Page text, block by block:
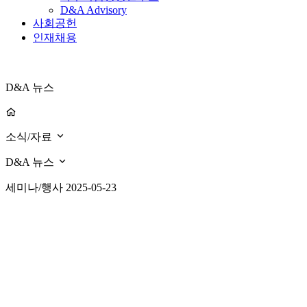
D&A Advisory
사회공헌
인재채용
D&A 뉴스
소식/자료
D&A 뉴스
세미나/행사 2025-05-23